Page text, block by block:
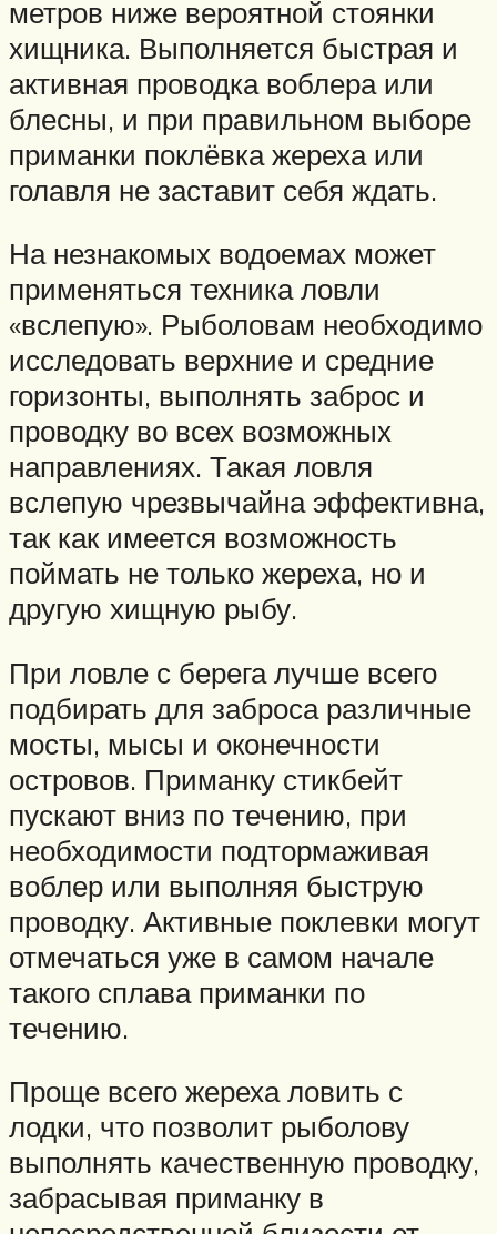
метров ниже вероятной стоянки
хищника. Выполняется быстрая и
активная проводка воблера или
блесны, и при правильном выборе
приманки поклёвка жереха или
голавля не заставит себя ждать.
На незнакомых водоемах может
применяться техника ловли
«вслепую». Рыболовам необходимо
исследовать верхние и средние
горизонты, выполнять заброс и
проводку во всех возможных
направлениях. Такая ловля
вслепую чрезвычайна эффективна,
так как имеется возможность
поймать не только жереха, но и
другую хищную рыбу.
При ловле с берега лучше всего
подбирать для заброса различные
мосты, мысы и оконечности
островов. Приманку стикбейт
пускают вниз по течению, при
необходимости подтормаживая
воблер или выполняя быструю
проводку. Активные поклевки могут
отмечаться уже в самом начале
такого сплава приманки по
течению.
Проще всего жереха ловить с
лодки, что позволит рыболову
выполнять качественную проводку,
забрасывая приманку в